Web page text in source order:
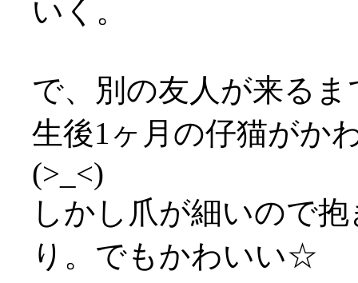
いく。
で、別の友人が来る
生後1ヶ月の仔猫がか
(>_<)
しかし爪が細いので
り。でもかわいい☆